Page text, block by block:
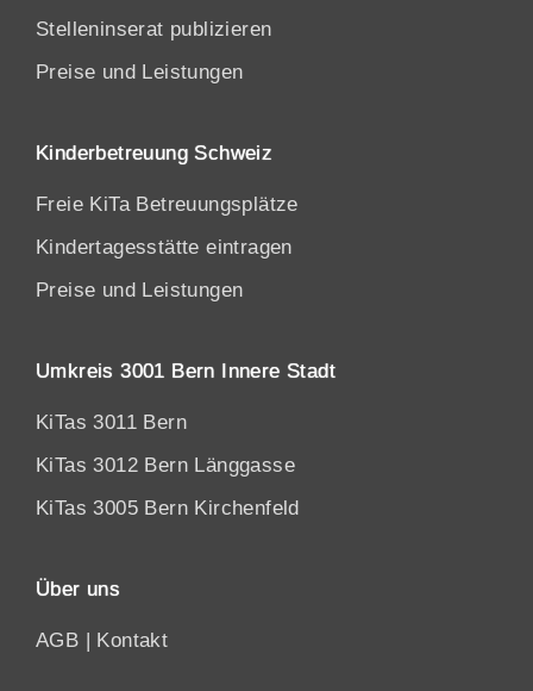
Stelleninserat publizieren
Preise und Leistungen
Kinderbetreuung Schweiz
Freie KiTa Betreuungsplätze
Kindertagesstätte eintragen
Preise und Leistungen
Umkreis 3001 Bern Innere Stadt
KiTas 3011 Bern
KiTas 3012 Bern Länggasse
KiTas 3005 Bern Kirchenfeld
Über uns
AGB Kontakt